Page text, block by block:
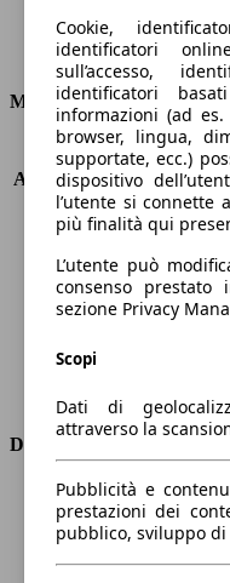
Consumi
Motore e Prestazioni
KW (PS)
Accelerazione (0-100 km/
Velocità massima (km/h)
Numero di marce
Coppia
Cilindrata
Carburante
Trasmissione
Dimensioni
Lunghezza
Altezza
Larghezza
Cookie,
identificatori
sull’accesso,
identificatori
informazioni (ad
browser, lingua,
supportate, ecc.)
dispositivo
l’utente si connette
più finalità qui
L’utente può
consenso prestato
sezione Privacy
Scopi
Dati di
attraverso la
Pubblicità e
prestazioni dei
pubblico, sviluppo di